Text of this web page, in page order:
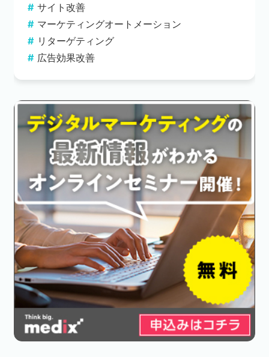
サイト改善
マーケティングオートメーション
リターゲティング
広告効果改善